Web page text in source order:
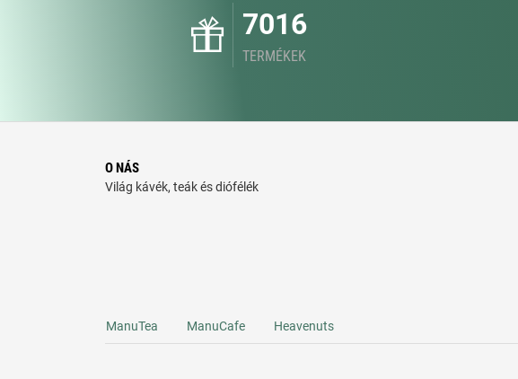
7016
TERMÉKEK
O NÁS
Világ kávék, teák és diófélék
ManuTea ManuCafe Heavenuts